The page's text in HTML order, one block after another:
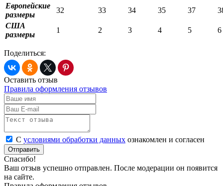
Европейские
размеры
32 33 34 35 37
США
размеры
1 2 3 4 5 6
Поделиться:
Оставить отзыв
Правила оформления отзывов
С условиями обработки данных ознакомлен и согласен
Отправить
Спасибо!
Ваш отзыв успешно отправлен. После модерации он появится
на сайте.